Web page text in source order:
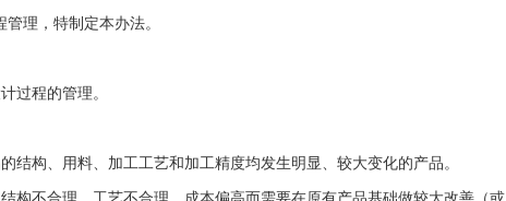
理，特制定本办法。
过程的管理。
结构、用料、加工工艺和加工精度均发生明显、较大变化的产品。